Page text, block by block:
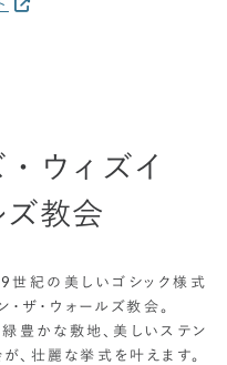
ウィズイ
教会
紀の美しいゴシック様式
・ザ・ウォールズ教会。
豊かな敷地、美しいステン
、壮麗な挙式を叶えます。